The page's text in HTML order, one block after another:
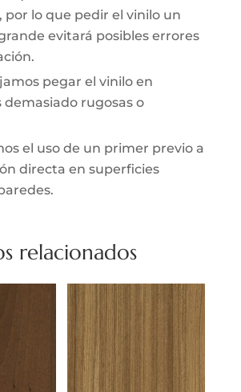
por lo que pedir el vinilo un
evitará posibles errores
pegar el vinilo en
demasiado rugosas o
el uso de un primer previo a
directa en superficies
relacionados